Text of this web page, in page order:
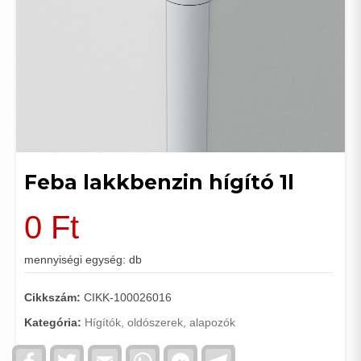
Feba lakkbenzin hígító 1l
0 Ft
mennyiségi egység: db
Cikkszám: CIKK-100026016
Kategória: Hígítók, oldószerek, alapozók
FacebookTwitter Email WhatsAppFacebook